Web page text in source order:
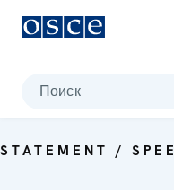
Поиск
STATEMENT /